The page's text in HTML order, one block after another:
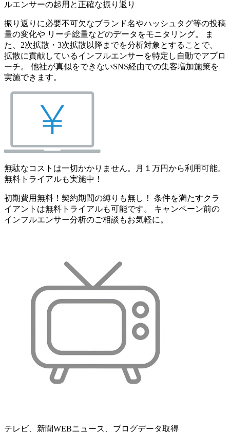
ルエンサーの起用と正確な振り返り
振り返りに必要不可欠なブランド名やハッシュタグ等の投稿
量の変化や リーチ総量などのデータをモニタリング。 ま
た、2次拡散・3次拡散以降までを分析対象とすることで、
拡散に貢献しているインフルエンサーを特定し自動でアプロ
ーチ。 他社が真似をできないSNS経由での集客増加施策を
実施できます。
無駄なコストは一切かかりません。月１万円から利用可能。
無料トライアルも実施中！
初期費用無料！契約期間の縛りも無し！ 条件を満たすクラ
イアントは無料トライアルも可能です。 キャンペーン前の
インフルエンサー分析のご相談もお気軽に。
テレビ、新聞WEBニュース、ブログデータ取得